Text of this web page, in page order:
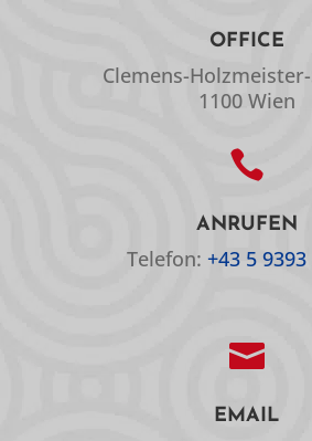
OFFICE
Clemens-
1100 Wien

ANRUFEN
Telefon: +43 5

EMAIL